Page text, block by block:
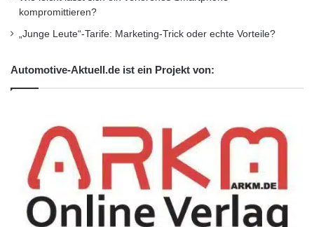
Korrektur von Sehfehlern wie Myopie oder
Astigmatismus benötigt möglicherweise
individuell angepasste Brillen
Nachtsichtbrille
Gute deutsche Anbieter haben meist mehrere
Nachtfahrbrillen Modelle im Angebot. Bei
Mintberg beispielsweise bewegen sich die
kompromittieren?
„Junge Leute“-Tarife: Marketing-Trick oder echte Vorteile?
Automotive-Aktuell.de ist ein Projekt von: